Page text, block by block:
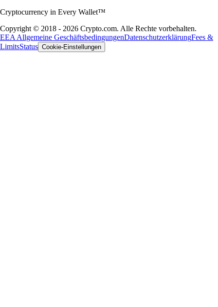
Cryptocurrency in Every Wallet™
Copyright © 2018 - 2026 Crypto.com. Alle Rechte vorbehalten.
EEA Allgemeine GeschäftsbedingungenDatenschutzerklärungFees &
LimitsStatus Cookie-Einstellungen